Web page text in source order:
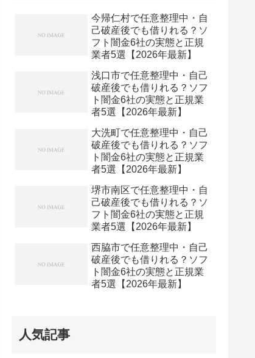
今帰仁村で任意整理中・自
己破産後でも借りれる？ソ
フト闇金6社の実態と正規
業者5選【2026年最新】
浅口市で任意整理中・自己
破産後でも借りれる？ソフ
ト闇金6社の実態と正規業
者5選【2026年最新】
大洗町で任意整理中・自己
破産後でも借りれる？ソフ
ト闇金6社の実態と正規業
者5選【2026年最新】
堺市南区で任意整理中・自
己破産後でも借りれる？ソ
フト闇金6社の実態と正規
業者5選【2026年最新】
西脇市で任意整理中・自己
破産後でも借りれる？ソフ
ト闇金6社の実態と正規業
者5選【2026年最新】
人気記事